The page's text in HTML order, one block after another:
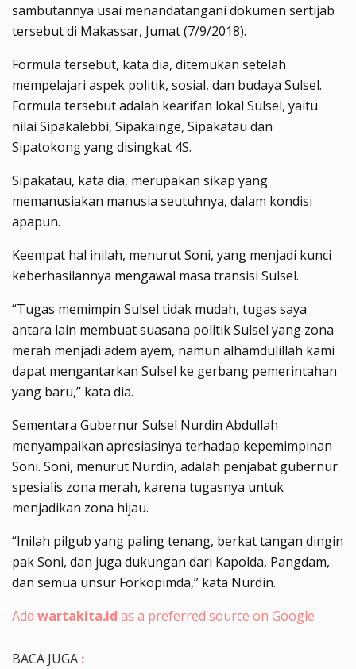
sambutannya usai menandatangani dokumen sertijab
tersebut di Makassar, Jumat (7/9/2018).
Formula tersebut, kata dia, ditemukan setelah
mempelajari aspek politik, sosial, dan budaya Sulsel.
Formula tersebut adalah kearifan lokal Sulsel, yaitu
nilai Sipakalebbi, Sipakainge, Sipakatau dan
Sipatokong yang disingkat 4S.
Sipakatau, kata dia, merupakan sikap yang
memanusiakan manusia seutuhnya, dalam kondisi
apapun.
Keempat hal inilah, menurut Soni, yang menjadi kunci
keberhasilannya mengawal masa transisi Sulsel.
“Tugas memimpin Sulsel tidak mudah, tugas saya
antara lain membuat suasana politik Sulsel yang zona
merah menjadi adem ayem, namun alhamdulillah kami
dapat mengantarkan Sulsel ke gerbang pemerintahan
yang baru,” kata dia.
Sementara Gubernur Sulsel Nurdin Abdullah
menyampaikan apresiasinya terhadap kepemimpinan
Soni. Soni, menurut Nurdin, adalah penjabat gubernur
spesialis zona merah, karena tugasnya untuk
menjadikan zona hijau.
“Inilah pilgub yang paling tenang, berkat tangan dingin
pak Soni, dan juga dukungan dari Kapolda, Pangdam,
dan semua unsur Forkopimda,” kata Nurdin.
Add wartakita.id as a preferred source on Google
BACA JUGA :